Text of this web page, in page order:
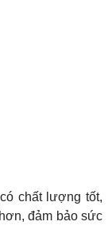
chất lượng tốt,
đảm bảo sức